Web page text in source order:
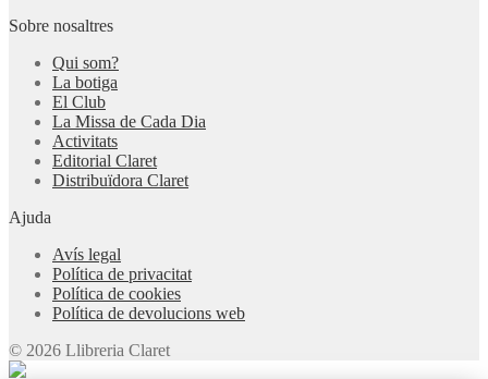
Sobre nosaltres
Qui som?
La botiga
El Club
La Missa de Cada Dia
Activitats
Editorial Claret
Distribuïdora Claret
Ajuda
Avís legal
Política de privacitat
Política de cookies
Política de devolucions web
© 2026 Llibreria Claret